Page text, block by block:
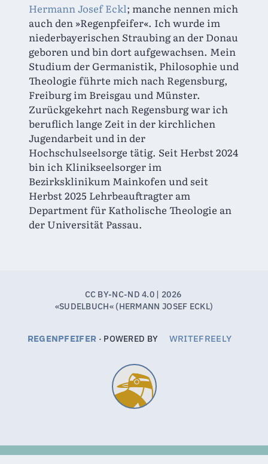
Hermann Josef Eckl; manche nennen mich
auch den »Regenpfeifer«. Ich wurde im
niederbayerischen Straubing an der Donau
gebo­ren und bin dort auf­ge­wach­sen. Mein
Studium der Germanistik, Philosophie und
Theologie führte mich nach Regens­burg,
Freiburg im Breisgau und Münster.
Zurückgekehrt nach Regensburg war ich
beruflich lange Zeit in der kirchlichen
Jugendarbeit und in der
Hochschulseelsorge tätig. Seit Herbst 2024
bin ich Klinikseelsorger im
Bezirksklinikum Mainkofen und seit
Herbst 2025 Lehrbeauftragter am
Department für Katholische Theologie an
der Universität Passau.
REGENPFEIFER · POWERED BY WRITEFREELY